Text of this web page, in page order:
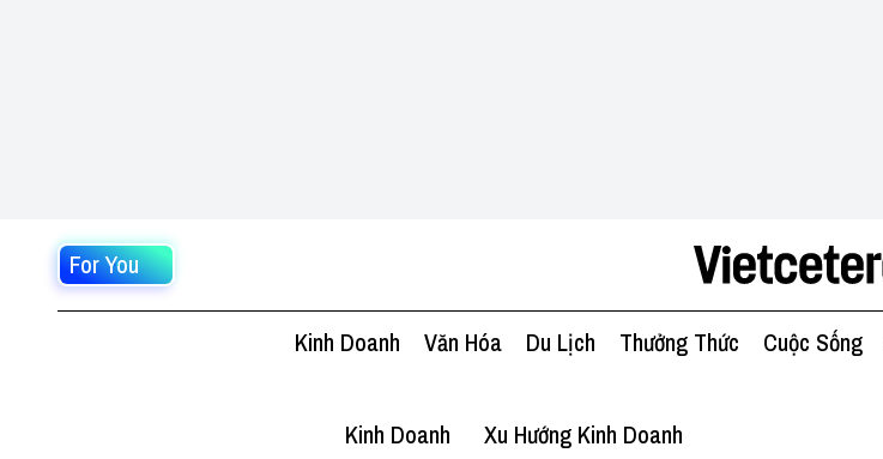
For You
Kinh Doanh Văn Hóa Du Lịch Thưởng Thức Cuộc Sống
Kinh Doanh Xu Hướng Kinh Doanh